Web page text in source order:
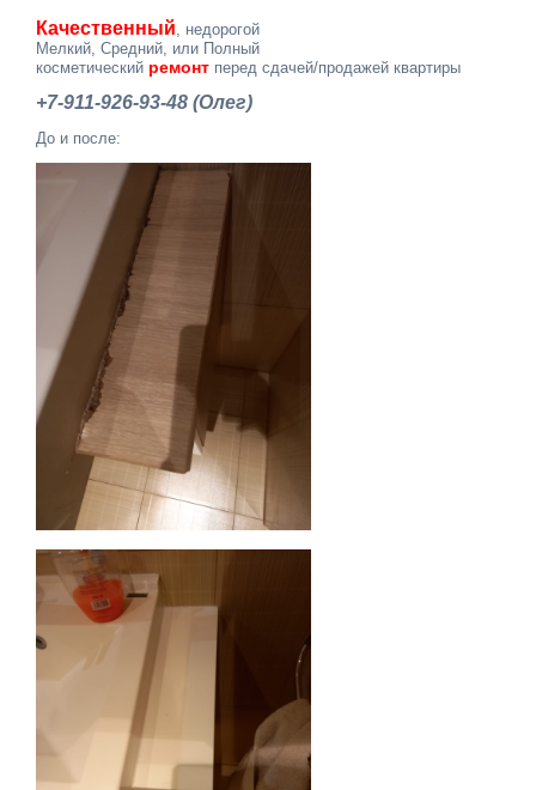
Качественный , недорогой
Мелкий, Средний, или Полный
косметический ремонт перед сдачей/продажей квартиры
+7-911-926-93-48 (Олег)
До и после: